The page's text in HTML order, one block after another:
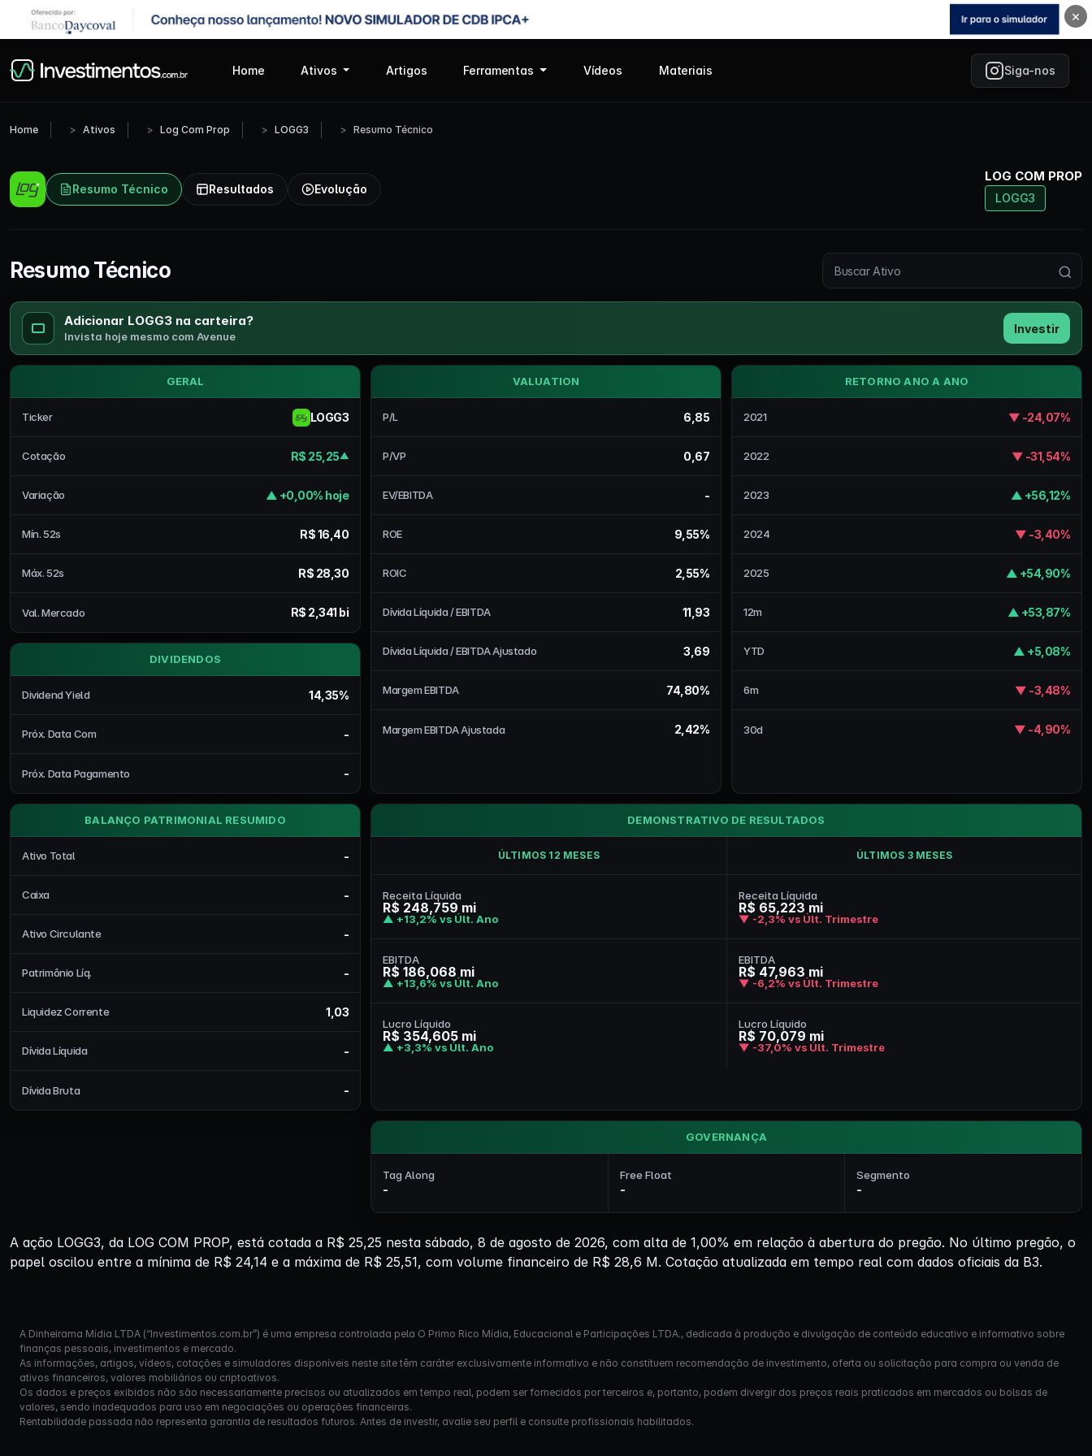
×
Home Ativos Artigos Ferramentas Vídeos Materiais Siga-nos
Home Ativos Log Com Prop LOGG3 Resumo Técnico
Resumo Técnico Resultados Evolução
LOG COM PROP
LOGG3
Resumo Técnico Buscar ativo
Adicionar LOGG3 na carteira?
Invista hoje mesmo com Avenue
Investir
GERAL
Ticker LOGG3
Cotação R$ 25,25▲
Variação ▲ +0,00% hoje
Mín. 52s R$ 16,40
Máx. 52s R$ 28,30
Val. Mercado R$ 2,341 bi
DIVIDENDOS
Dividend Yield 14,35%
Próx. Data Com -
Próx. Data Pagamento -
VALUATION
P/L 6,85
P/VP 0,67
EV/EBITDA -
ROE 9,55%
ROIC 2,55%
Dívida Líquida / EBITDA 11,93
Dívida Líquida / EBITDA Ajustado 3,69
Margem EBITDA 74,80%
Margem EBITDA Ajustada 2,42%
RETORNO ANO A ANO
2021 ▼ -24,07%
2022 ▼ -31,54%
2023 ▲ +56,12%
2024 ▼ -3,40%
2025 ▲ +54,90%
12m ▲ +53,87%
YTD ▲ +5,08%
6m ▼ -3,48%
30d ▼ -4,90%
BALANÇO PATRIMONIAL RESUMIDO
Ativo Total -
Caixa -
Ativo Circulante -
Patrimônio Líq. -
Liquidez Corrente 1,03
Dívida Líquida -
Dívida Bruta -
DEMONSTRATIVO DE RESULTADOS
ÚLTIMOS 12 MESES ÚLTIMOS 3 MESES
Receita Líquida
R$ 248,759 mi
▲ +13,2% vs Últ. Ano
Receita Líquida
R$ 65,223 mi
▼ -2,3% vs Últ. Trimestre
EBITDA
R$ 186,068 mi
▲ +13,6% vs Últ. Ano
EBITDA
R$ 47,963 mi
▼ -6,2% vs Últ. Trimestre
Lucro Líquido
R$ 354,605 mi
▲ +3,3% vs Últ. Ano
Lucro Líquido
R$ 70,079 mi
▼ -37,0% vs Últ. Trimestre
GOVERNANÇA
Tag Along
-
Free Float
-
Segmento
-
A ação LOGG3, da LOG COM PROP, está cotada a R$ 25,25 nesta sábado, 8 de agosto de 2026, com alta de 1,00% em relação à abertura do pregão. No último pregão, o
papel oscilou entre a mínima de R$ 24,14 e a máxima de R$ 25,51, com volume financeiro de R$ 28,6 M. Cotação atualizada em tempo real com dados oficiais da B3.
A Dinheirama Mídia LTDA (“Investimentos.com.br”) é uma empresa controlada pela O Primo Rico Mídia, Educacional e Participações LTDA., dedicada à produção e divulgação de conteúdo educativo e informativo sobre
finanças pessoais, investimentos e mercado.
As informações, artigos, vídeos, cotações e simuladores disponíveis neste site têm caráter exclusivamente informativo e não constituem recomendação de investimento, oferta ou solicitação para compra ou venda de
ativos financeiros, valores mobiliários ou criptoativos.
Os dados e preços exibidos não são necessariamente precisos ou atualizados em tempo real, podem ser fornecidos por terceiros e, portanto, podem divergir dos preços reais praticados em mercados ou bolsas de
valores, sendo inadequados para uso em negociações ou operações financeiras.
Rentabilidade passada não representa garantia de resultados futuros. Antes de investir, avalie seu perfil e consulte profissionais habilitados.